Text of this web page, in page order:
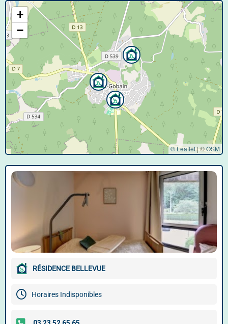
+
−
© Leaflet |©OSM
RÉSIDENCE BELLEVUE
Horaires Indisponibles